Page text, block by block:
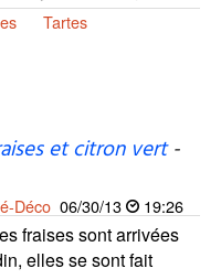
Tartes
et citron vert-
Déco 06/30/13 19:26
fraises sont arrivées
elles se sont fait